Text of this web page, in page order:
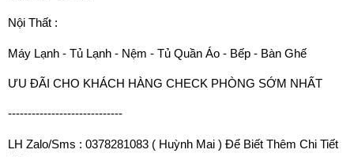
Nội Thất :
Máy Lạnh - Tủ Lạnh - Nệm - Tủ Quần Áo - Bếp - Bàn Ghế
ƯU ĐÃI CHO KHÁCH HÀNG CHECK PHÒNG SỚM NHẤT
-----------------------------
LH Zalo/Sms : 0378281083 ( Huỳnh Mai ) Để Biết Thêm Chi Tiết